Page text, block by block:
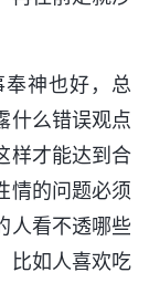
神也好，总
什么错误观点
样才能达到合
情的问题必须
人看不透哪些
比如人喜欢吃